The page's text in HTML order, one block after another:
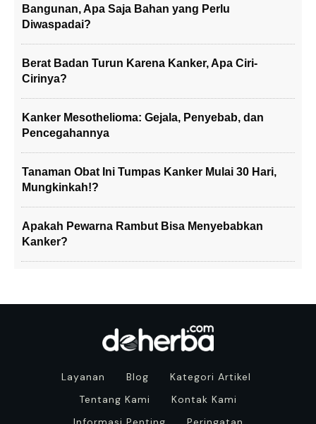
Bangunan, Apa Saja Bahan yang Perlu
Diwaspadai?
Berat Badan Turun Karena Kanker, Apa Ciri-
Cirinya?
Kanker Mesothelioma: Gejala, Penyebab, dan
Pencegahannya
Tanaman Obat Ini Tumpas Kanker Mulai 30 Hari,
Mungkinkah!?
Apakah Pewarna Rambut Bisa Menyebabkan
Kanker?
Layanan Blog
Kategori Artikel
Tentang Kami
Kontak Kami